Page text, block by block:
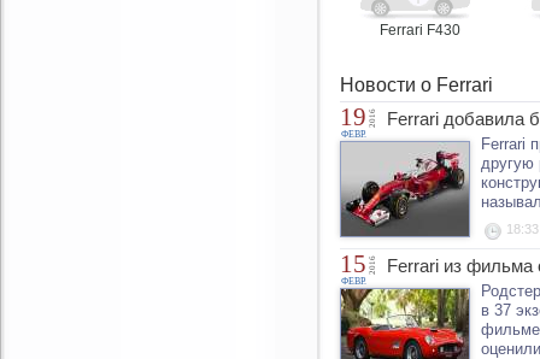
Ferrari F430
Новости о Ferrari
19
ФЕВР.
2016 Ferrari добавила
Ferrari
другую
18:33
15
ФЕВР.
2016 Ferrari из фильма
в 37
фильме